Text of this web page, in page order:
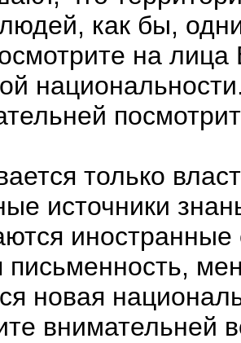
как бы,
на
только
источники
письменность,
новая
внимательней